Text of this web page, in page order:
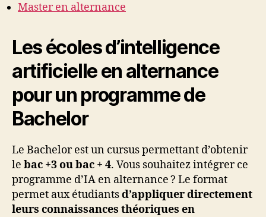
Master en alternance
Les écoles d’intelligence
artificielle en alternance
pour un programme de
Bachelor
Le Bachelor est un cursus permettant d’obtenir
le bac +3 ou bac + 4. Vous souhaitez intégrer ce
programme d’IA en alternance ? Le format
permet aux étudiantsd’appliquer directement
leurs connaissances théoriques en